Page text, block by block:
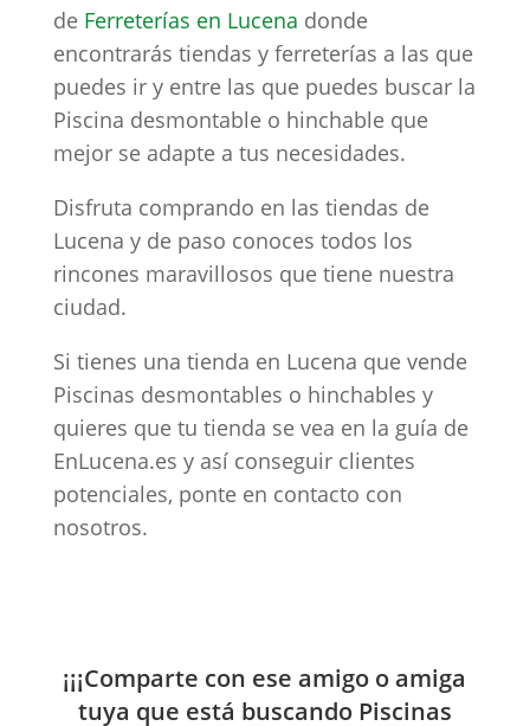
de Ferreterías en Lucena donde
encontrarás tiendas y ferreterías a las que
puedes ir y entre las que puedes buscar la
Piscina desmontable o hinchable que
mejor se adapte a tus necesidades.
Disfruta comprando en las tiendas de
Lucena y de paso conoces todos los
rincones maravillosos que tiene nuestra
ciudad.
Si tienes una tienda en Lucena que vende
Piscinas desmontables o hinchables y
quieres que tu tienda se vea en la guía de
EnLucena.es y así conseguir clientes
potenciales, ponte en contacto con
nosotros.
¡¡¡Comparte con ese amigo o amiga
tuya que está buscando Piscinas